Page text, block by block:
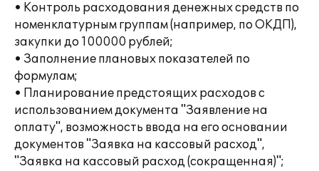
• Контроль расходования денежных средств по
номенклатурным группам (например, по ОКДП),
закупки до 100000 рублей;
• Заполнение плановых показателей по
формулам;
• Планирование предстоящих расходов с
использованием документа "Заявление на
оплату", возможность ввода на его основании
документов "Заявка на кассовый расход",
"Заявка на кассовый расход (сокращенная)";